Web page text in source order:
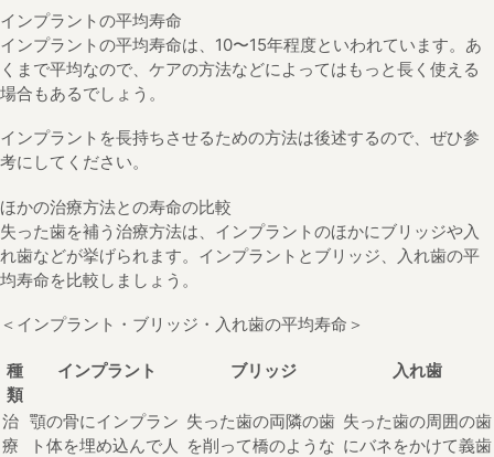
インプラントの平均寿命
インプラントの平均寿命は、10〜15年程度といわれています。あ
くまで平均なので、ケアの方法などによってはもっと長く使える
場合もあるでしょう。
インプラントを長持ちさせるための方法は後述するので、ぜひ参
考にしてください。
ほかの治療方法との寿命の比較
失った歯を補う治療方法は、インプラントのほかにブリッジや入
れ歯などが挙げられます。インプラントとブリッジ、入れ歯の平
均寿命を比較しましょう。
＜インプラント・ブリッジ・入れ歯の平均寿命＞
種
類
インプラント ブリッジ 入れ歯
治
療
顎の骨にインプラン
ト体を埋め込んで人
失った歯の両隣の歯
を削って橋のような
失った歯の周囲の歯
にバネをかけて義歯